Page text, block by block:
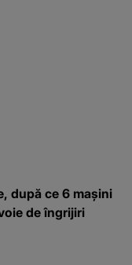
după ce 6 mașini
de îngrijiri